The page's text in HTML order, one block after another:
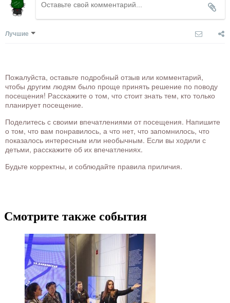
Лучшие
Пожалуйста, оставьте подробный отзыв или комментарий,
чтобы другим людям было проще принять решение по поводу
посещения! Расскажите о том, что стоит знать тем, кто только
планирует посещение.
Поделитесь с своими впечатлениями от посещения. Напишите
о том, что вам понравилось, а что нет, что запомнилось, что
показалось интересным или необычным. Если вы ходили с
детьми, расскажите об их впечатлениях.
Будьте корректны, и соблюдайте правила приличия.
Смотрите также события